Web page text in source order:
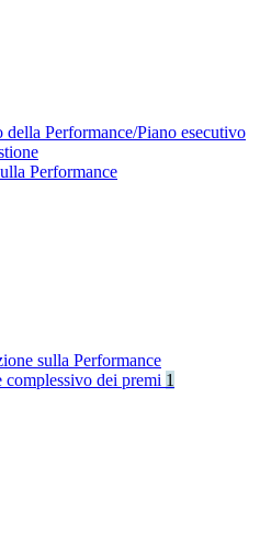
della Performance/Piano esecutivo
Performance
sulla Performance
complessivo dei premi 1